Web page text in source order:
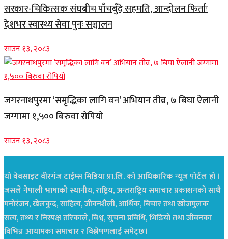
सरकार-चिकित्सक संघबीच पाँचबुँदे सहमति, आन्दोलन फिर्ताः
देशभर स्वास्थ्य सेवा पुनः सञ्चालन
साउन १३, २०८३
जगरनाथपुरमा ‘समृद्धिका लागि वन’ अभियान तीव्र, ७ बिघा ऐलानी
जग्गामा १,५०० बिरुवा रोपियो
साउन १३, २०८३
यो वेबसाइट वीरगंज टाईम्स मिडिया प्रा.लि. को आधिकारिक न्यूज पोर्टल हो ।
जसले नेपाली भाषाको स्थानीय, राष्ट्रिय, अन्तराष्ट्रिय समाचार प्रकाशनको साथै
मनोरंजन, खेलकुद, साहित्य, जीवनशैली, आर्थिक, बिचार तथा खोजमुलक
सत्य, तथ्य र निस्पक्ष तरिकाले, विश्व, सुचना प्रविधि, भिडियो तथा जीवनका
विभिन्न आयामका समाचार र विश्लेषणलाई समेट्छ।